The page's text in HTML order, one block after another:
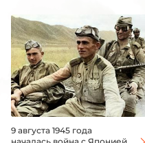
9 августа 1945 года